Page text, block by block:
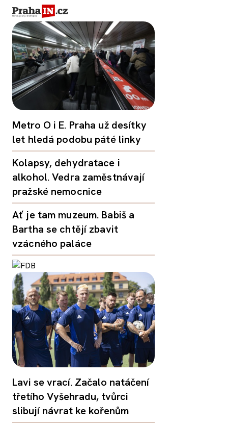
Metro O i E. Praha už desítky
let hledá podobu páté linky
Kolapsy, dehydratace i
alkohol. Vedra zaměstnávají
pražské nemocnice
Ať je tam muzeum. Babiš a
Bartha se chtějí zbavit
vzácného paláce
Lavi se vrací. Začalo natáčení
třetího Vyšehradu, tvůrci
slibují návrat ke kořenům